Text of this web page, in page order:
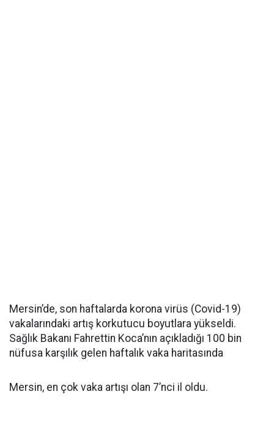
Mersin’de, son haftalarda korona virüs (Covid-19)
vakalarındaki artış korkutucu boyutlara yükseldi.
Sağlık Bakanı Fahrettin Koca’nın açıkladığı 100 bin
nüfusa karşılık gelen haftalık vaka haritasında
Mersin, en çok vaka artışı olan 7’nci il oldu.